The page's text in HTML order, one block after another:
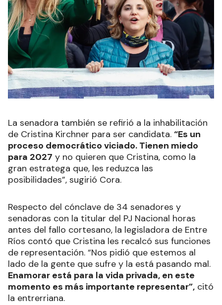
La senadora también se refirió a la inhabilitación
de Cristina Kirchner para ser candidata. “Es un
proceso democrático viciado. Tienen miedo
para 2027 y no quieren que Cristina, como la
gran estratega que, les reduzca las
posibilidades”, sugirió Cora.
Respecto del cónclave de 34 senadores y
senadoras con la titular del PJ Nacional horas
antes del fallo cortesano, la legisladora de Entre
Ríos contó que Cristina les recalcó sus funciones
de representación. “Nos pidió que estemos al
lado de la gente que sufre y la está pasando mal.
Enamorar está para la vida privada, en este
momento es más importante representar”, citó
la entrerriana.